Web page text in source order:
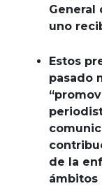
General
uno
Estos
pasado
de la
ámbitos